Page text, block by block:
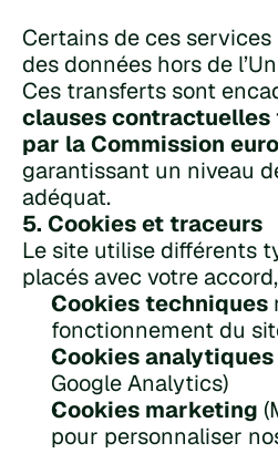
Certains de ces
des données hors de
clauses
par la Commission
garantissant un niveau
adéquat.
5. Cookies et traceurs
Le site utilise différents
placés avec votre
Cookies techniques
fonctionnement du
Cookies analytiques
Google Analytics)
Cookies marketing
pour personnaliser